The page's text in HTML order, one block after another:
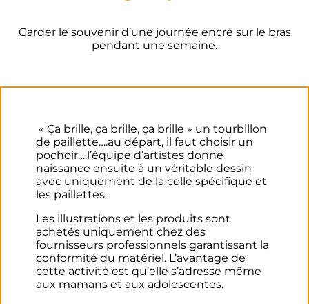
Garder le souvenir d’une journée encré sur le bras
pendant une semaine.
« Ça brille, ça brille, ça brille » un tourbillon
de paillette….au départ, il faut choisir un
pochoir….l’équipe d’artistes donne
naissance ensuite à un véritable dessin
avec uniquement de la colle spécifique et
les paillettes.
Les illustrations et les produits sont
achetés uniquement chez des
fournisseurs professionnels garantissant la
conformité du matériel. L’avantage de
cette activité est qu’elle s’adresse même
aux mamans et aux adolescentes.